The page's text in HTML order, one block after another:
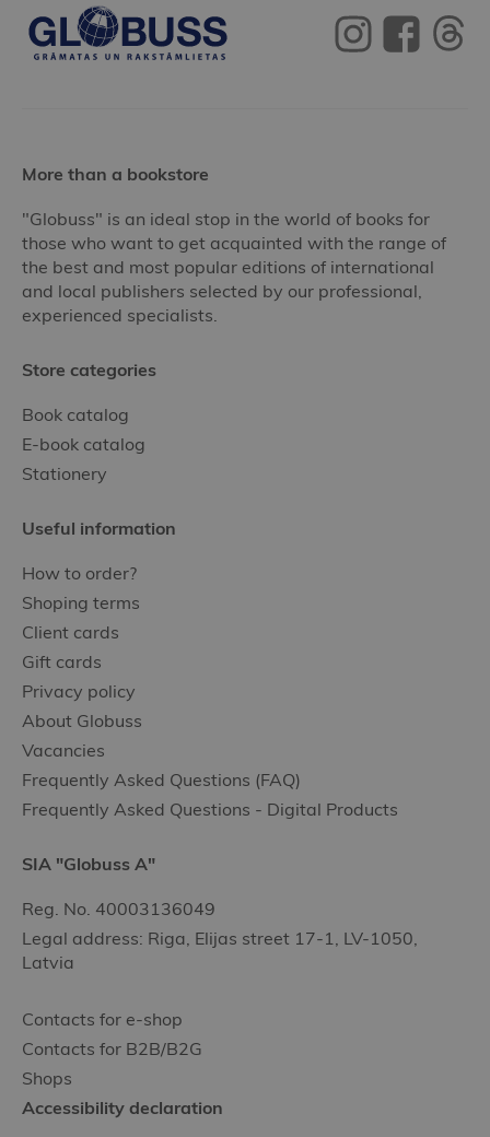
More than a bookstore
"Globuss" is an ideal stop in the world of books for
those who want to get acquainted with the range of
the best and most popular editions of international
and local publishers selected by our professional,
experienced specialists.
Store categories
Book catalog
E-book catalog
Stationery
Useful information
How to order?
Shoping terms
Client cards
Gift cards
Privacy policy
About Globuss
Vacancies
Frequently Asked Questions (FAQ)
Frequently Asked Questions - Digital Products
SIA "Globuss A"
Reg. No. 40003136049
Legal address: Riga, Elijas street 17-1, LV-1050,
Latvia
Contacts for e-shop
Contacts for B2B/B2G
Shops
Accessibility declaration